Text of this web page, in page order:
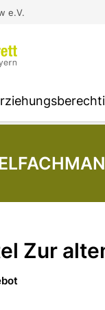
e.V.
Zur